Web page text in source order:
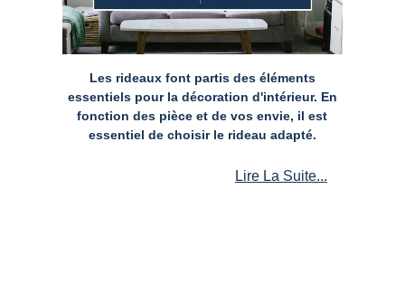
Les rideaux font partis des éléments
essentiels pour la décoration d'intérieur. En
fonction des pièce et de vos envie, il est
essentiel de choisir le rideau adapté.
Lire La Suite...